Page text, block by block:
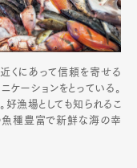
くにあって信頼を寄せる
ーションをとっている。
好漁場としても知られるこ
魚種豊富で新鮮な海の幸